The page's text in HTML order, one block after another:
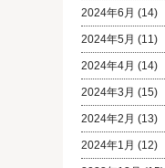
2024年6月 (14)
2024年5月 (11)
2024年4月 (14)
2024年3月 (15)
2024年2月 (13)
2024年1月 (12)